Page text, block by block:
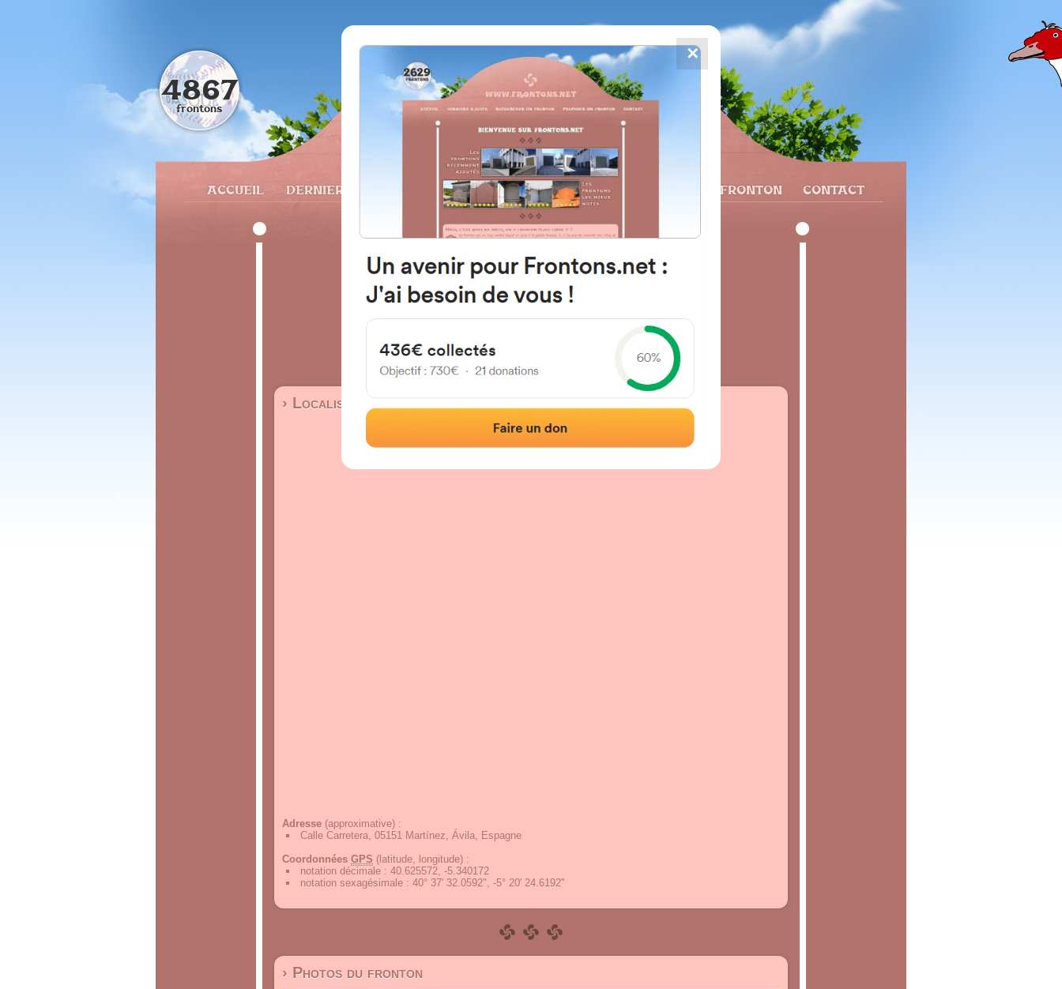
FRONTONS.NET
ACCUEIL DERNIERS AJOUTS RECHERCHER UN FRONTON PROPOSER UN FRONTON CONTACT
4867
frontons
05151 Martínez, Ávila Espagne
Calle Carretera
#3663
Localisation|Photos|Commentaires et avis
› Localisation du fronton
Adresse (approximative) :
Calle Carretera, 05151 Martínez, Ávila, Espagne
Coordonnées GPS (latitude, longitude) :
notation décimale : 40.625572, -5.340172
notation sexagésimale : 40° 37' 32.0592", -5° 20' 24.6192"
› Photos du fronton
✕